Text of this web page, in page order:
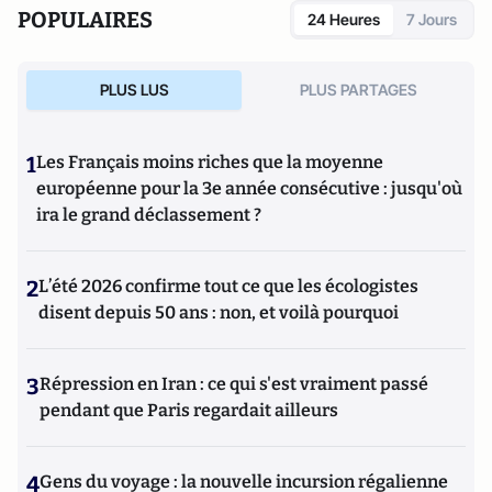
POPULAIRES 24 Heures 7 Jours
PLUS LUS PLUS PARTAGES
1Les Français moins riches que la moyenne
européenne pour la 3e année consécutive : jusqu'où
ira le grand déclassement ?
2L’été 2026 confirme tout ce que les écologistes
disent depuis 50 ans : non, et voilà pourquoi
3Répression en Iran : ce qui s'est vraiment passé
pendant que Paris regardait ailleurs
4Gens du voyage : la nouvelle incursion régalienne